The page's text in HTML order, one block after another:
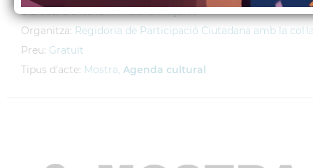
Durada: De les 18 h fins a la mitjanit
Organitza: Regidoria de Participació Ciutadana amb la
Preu: Gratuït
Tipus d'acte: Mostra, Agenda cultural